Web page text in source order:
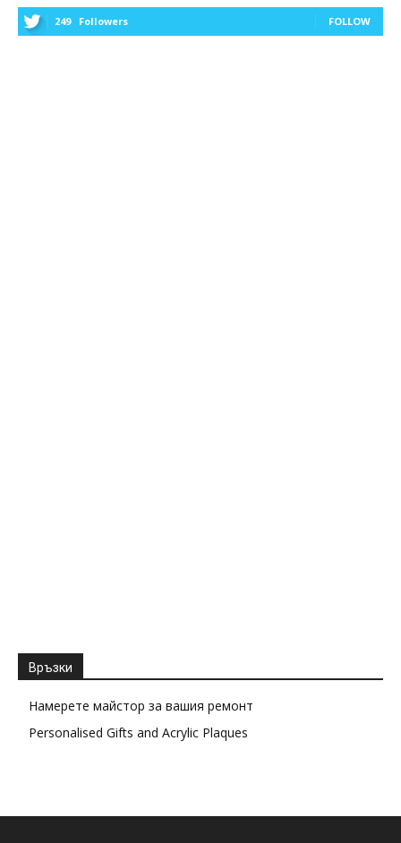
249 Followers FOLLOW
Връзки
Намерете майстор за вашия ремонт
Personalised Gifts and Acrylic Plaques